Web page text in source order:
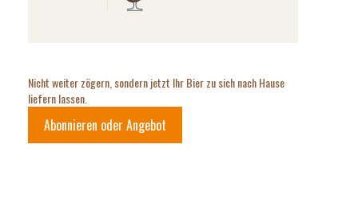
Nicht weiter zögern, sondern jetzt Ihr Bier zu sich nach Hause
liefern lassen.
Abonnieren oder Angebot